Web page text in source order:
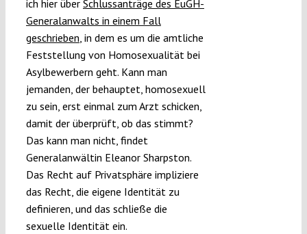
ich hier über Schlussanträge des EuGH-
Generalanwalts in einem Fall
geschrieben, in dem es um die amtliche
Feststellung von Homosexualität bei
Asylbewerbern geht. Kann man
jemanden, der behauptet, homosexuell
zu sein, erst einmal zum Arzt schicken,
damit der überprüft, ob das stimmt?
Das kann man nicht, findet
Generalanwältin Eleanor Sharpston.
Das Recht auf Privatsphäre impliziere
das Recht, die eigene Identität zu
definieren, und das schließe die
sexuelle Identität ein.